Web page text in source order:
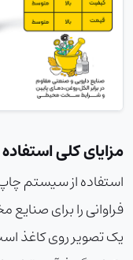
مزایای کلی
استفاده از سیستم
فراوانی را برای صنایع
یک تصویر روی کاغذ